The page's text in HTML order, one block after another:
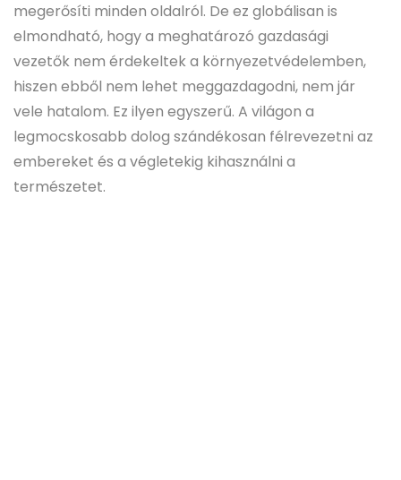
megerősíti minden oldalról. De ez globálisan is
elmondható, hogy a meghatározó gazdasági
vezetők nem érdekeltek a környezetvédelemben,
hiszen ebből nem lehet meggazdagodni, nem jár
vele hatalom. Ez ilyen egyszerű. A világon a
legmocskosabb dolog szándékosan félrevezetni az
embereket és a végletekig kihasználni a
természetet.